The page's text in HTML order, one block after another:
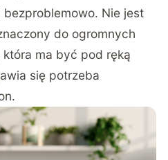
Nie jest
do ogromnych
która ma być pod ręką
się potrzeba